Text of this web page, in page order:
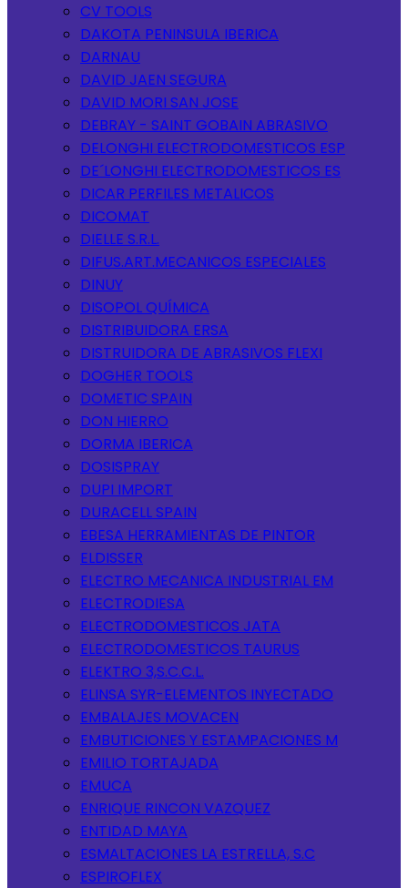
CV TOOLS
DAKOTA PENINSULA IBERICA
DARNAU
DAVID JAEN SEGURA
DAVID MORI SAN JOSE
DEBRAY - SAINT GOBAIN ABRASIVO
DELONGHI ELECTRODOMESTICOS ESP
DE´LONGHI ELECTRODOMESTICOS ES
DICAR PERFILES METALICOS
DICOMAT
DIELLE S.R.L.
DIFUS.ART.MECANICOS ESPECIALES
DINUY
DISOPOL QUÍMICA
DISTRIBUIDORA ERSA
DISTRUIDORA DE ABRASIVOS FLEXI
DOGHER TOOLS
DOMETIC SPAIN
DON HIERRO
DORMA IBERICA
DOSISPRAY
DUPI IMPORT
DURACELL SPAIN
EBESA HERRAMIENTAS DE PINTOR
ELDISSER
ELECTRO MECANICA INDUSTRIAL EM
ELECTRODIESA
ELECTRODOMESTICOS JATA
ELECTRODOMESTICOS TAURUS
ELEKTRO 3,S.C.C.L.
ELINSA SYR-ELEMENTOS INYECTADO
EMBALAJES MOVACEN
EMBUTICIONES Y ESTAMPACIONES M
EMILIO TORTAJADA
EMUCA
ENRIQUE RINCON VAZQUEZ
ENTIDAD MAYA
ESMALTACIONES LA ESTRELLA, S.C
ESPIROFLEX